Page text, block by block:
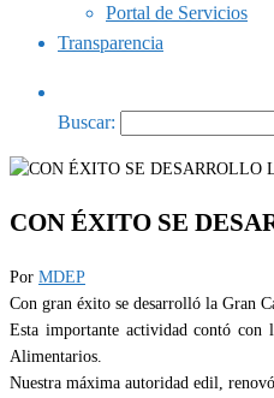
Portal de Servicios
Transparencia
Buscar:
CON ÉXITO SE
Por MDEP
Con gran éxito se desarrolló la Gran
Esta importante actividad contó con
Alimentarios.
Nuestra máxima autoridad edil,